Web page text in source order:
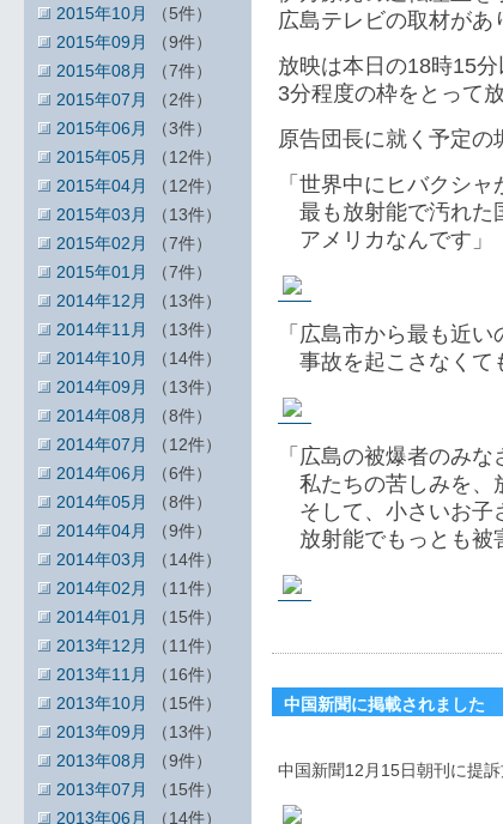
2015年10月
（5件）
2015年09月
（9件）
2015年08月
（7件）
2015年07月
（2件）
2015年06月
（3件）
2015年05月
（12件）
2015年04月
（12件）
2015年03月
（13件）
2015年02月
（7件）
2015年01月
（7件）
2014年12月
（13件）
2014年11月
（13件）
2014年10月
（14件）
2014年09月
（13件）
2014年08月
（8件）
2014年07月
（12件）
2014年06月
（6件）
2014年05月
（8件）
2014年04月
（9件）
2014年03月
（14件）
2014年02月
（11件）
2014年01月
（15件）
2013年12月
（11件）
2013年11月
（16件）
2013年10月
（15件）
2013年09月
（13件）
2013年08月
（9件）
2013年07月
（15件）
2013年06月
（14件）
広島テレビの取材があ
放映は本日の18時15
3分程度の枠をとって
原告団長に就く予定の
「世界中にヒバクシ
最も放射能で汚れた
アメリカなんです」
「広島市から最も近い
事故を起こさなくて
「広島の被爆者のみ
私たちの苦しみを、
そして、小さいお子
放射能でもっとも被
中国新聞に掲載されました
中国新聞12月15日朝刊に提